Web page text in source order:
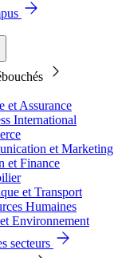
et Assurance
International
et Marketing
et Finance
et Transport
Humaines
Environnement
secteurs